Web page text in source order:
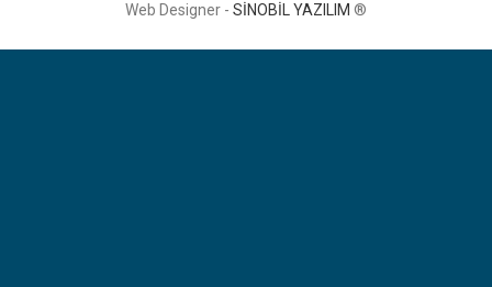
Web Designer - SİNOBİL YAZILIM ®